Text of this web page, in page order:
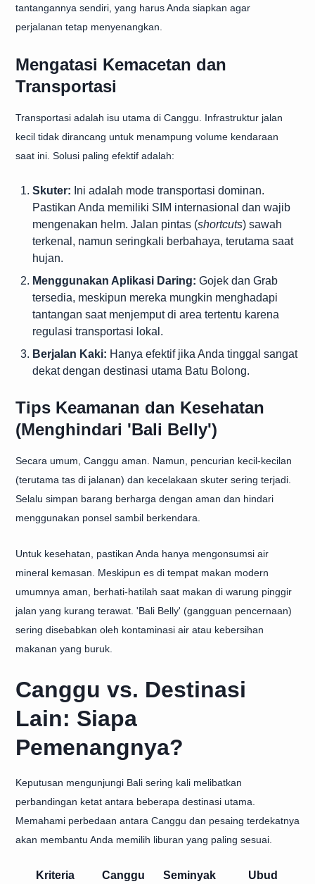
tantangannya sendiri, yang harus Anda siapkan agar
perjalanan tetap menyenangkan.
Mengatasi Kemacetan dan
Transportasi
Transportasi adalah isu utama di Canggu. Infrastruktur jalan
kecil tidak dirancang untuk menampung volume kendaraan
saat ini. Solusi paling efektif adalah:
Skuter: Ini adalah mode transportasi dominan.
Pastikan Anda memiliki SIM internasional dan wajib
mengenakan helm. Jalan pintas (shortcuts) sawah
terkenal, namun seringkali berbahaya, terutama saat
hujan.
Menggunakan Aplikasi Daring: Gojek dan Grab
tersedia, meskipun mereka mungkin menghadapi
tantangan saat menjemput di area tertentu karena
regulasi transportasi lokal.
Berjalan Kaki: Hanya efektif jika Anda tinggal sangat
dekat dengan destinasi utama Batu Bolong.
Tips Keamanan dan Kesehatan
(Menghindari 'Bali Belly')
Secara umum, Canggu aman. Namun, pencurian kecil-kecilan
(terutama tas di jalanan) dan kecelakaan skuter sering terjadi.
Selalu simpan barang berharga dengan aman dan hindari
menggunakan ponsel sambil berkendara.
Untuk kesehatan, pastikan Anda hanya mengonsumsi air
mineral kemasan. Meskipun es di tempat makan modern
umumnya aman, berhati-hatilah saat makan di warung pinggir
jalan yang kurang terawat. 'Bali Belly' (gangguan pencernaan)
sering disebabkan oleh kontaminasi air atau kebersihan
makanan yang buruk.
Canggu vs. Destinasi
Lain: Siapa
Pemenangnya?
Keputusan mengunjungi Bali sering kali melibatkan
perbandingan ketat antara beberapa destinasi utama.
Memahami perbedaan antara Canggu dan pesaing terdekatnya
akan membantu Anda memilih liburan yang paling sesuai.
Kriteria Canggu Seminyak Ubud